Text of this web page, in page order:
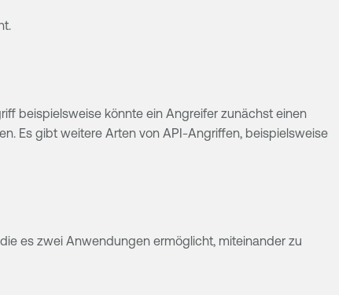
beispielsweise könnte ein Angreifer zunächst einen
Es gibt weitere Arten von API-Angriffen, beispielsweise
es zwei Anwendungen ermöglicht, miteinander zu